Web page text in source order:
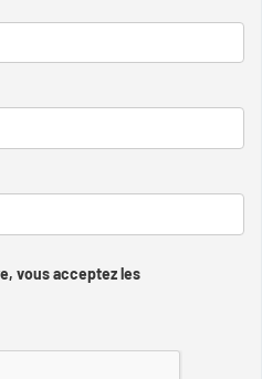
vous acceptez les